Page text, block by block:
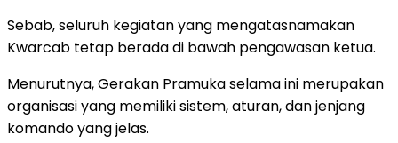
Sebab, seluruh kegiatan yang mengatasnamakan
Kwarcab tetap berada di bawah pengawasan ketua.
Menurutnya, Gerakan Pramuka selama ini merupakan
organisasi yang memiliki sistem, aturan, dan jenjang
komando yang jelas.